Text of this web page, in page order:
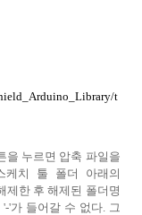
t
을 누르면 압축 파일을
케치 툴 폴더 아래의
제한 후 해제된 폴더명
'가 들어갈 수 없다. 그